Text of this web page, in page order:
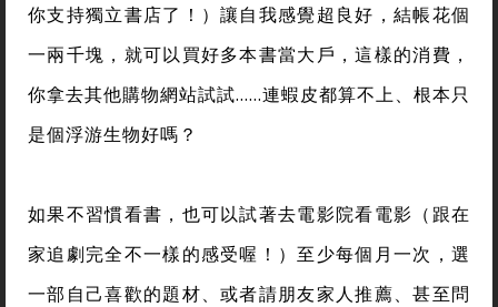
你支持獨立書店了！）讓自我感覺超良好，結帳花個
一兩千塊，就可以買好多本書當大戶，這樣的消費，
你拿去其他購物網站試試……連蝦皮都算不上、根本只
是個浮游生物好嗎？
如果不習慣看書，也可以試著去電影院看電影（跟在
家追劇完全不一樣的感受喔！）至少每個月一次，選
一部自己喜歡的題材、或者請朋友家人推薦、甚至問